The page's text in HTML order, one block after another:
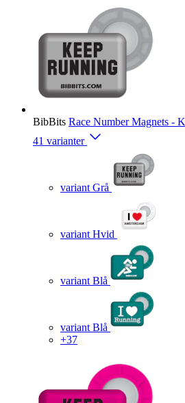
BibBits Race Number Magnets -
41 varianter
variant Grå
variant Hvid
variant Blå
variant Blå
+37